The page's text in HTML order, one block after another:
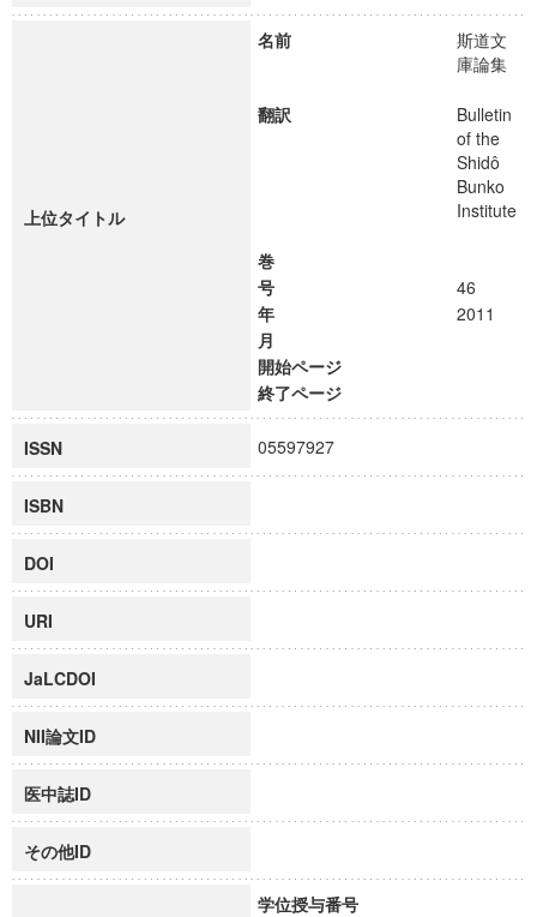
上位タイトル
名前
斯道文
庫論集
翻訳
Bulletin
of the
Shidô
Bunko
Institute
巻
号
46
年
2011
月
開始ページ
終了ページ
ISSN 05597927
ISBN
DOI
URI
JaLCDOI
NII論文ID
医中誌ID
その他ID
学位授与番号